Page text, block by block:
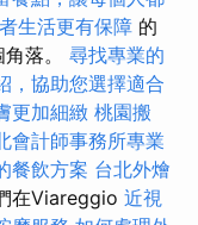
生活更有保障 的
落。 尋找專業的
，協助您選擇適合
更加細緻 桃園搬
會計師事務所專業
餐飲方案 台北外燴
在Viareggio 近視